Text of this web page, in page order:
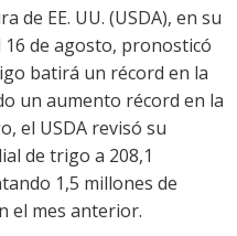
de EE. UU. (USDA), en su
de agosto, pronosticó
batirá un récord en la
un aumento récord en la
el USDA revisó su
de trigo a 208,1
1,5 millones de
el mes anterior.